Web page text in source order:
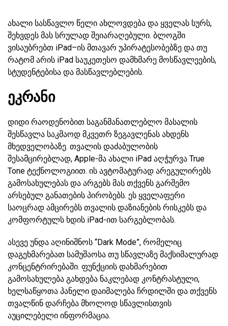
ახალი სასწავლო წელი ახლოვდება და ყველას სურს,
შეხვდეს მას სრულად შეიარაღებული. ბლოგში
ვისაუბრებთ iPad–ის მთავარ უპირატესობებზე და თუ
რატომ არის iPad საუკეთესო დამხმარე მოსწავლეების,
სტუდენტებისა და მასწავლებლების.
ეკრანი
დიდი რაოდენობით საგანმანათლებლო მასალის
შესწავლა საკმაოდ მკვეთრ ზეგავლენას ახდენს
მხედველობაზე. თვალის დაძაბულობის
შესამცირებლად, Apple-მა ახალი iPad აღჭურვა True
Tone ტექნოლოგიით. ის ავტომატურად არეგულირებს
გამოსახულებას და არგებს მას თქვენს გარშემო
არსებულ განათების პირობებს. ეს ყველაფერი
საოცრად ამცირებს თვალის დაზიანების რისკებს და
კომფორტულს ხდის iPad-ით სარგებლობას.
ასევე უნდა აღინიშნოს “Dark Mode”, რომელიც
დაგეხმარებათ სამუშაოსა თუ სწავლაზე მაქსიმალურად
კონცენტრირებაში. ფუნქციის დახმარებით
გამოსახულება გახდება ნაკლებად კონტრასტული,
ხელსაწყოთა პანელი დაიმალება ჩრდილში და თქვენს
თვალწინ დარჩება მხოლოდ სწავლისთვის
აუცილებელი ინფორმაცია.